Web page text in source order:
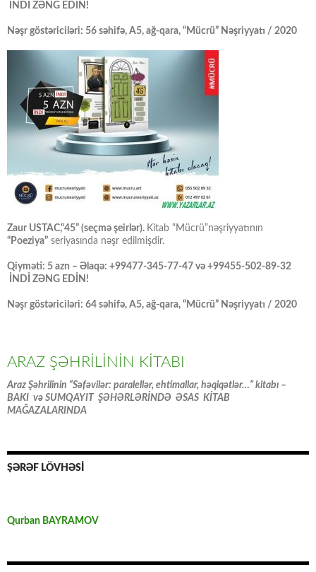
İNDİ ZƏNG EDİN!
Nəşr göstəriciləri: 56 səhifə, A5, ağ-qara, “Mücrü” Nəşriyyatı / 2020
Zaur USTAC,“45” (seçmə şeirlər). Kitab “Mücrü”nəşriyyatının
“Poeziya” seriyasında nəşr edilmişdir.
Qiyməti: 5 azn – Əlaqə: +99477-345-77-47 və +99455-502-89-32
İNDİ ZƏNG EDİN!
Nəşr göstəriciləri: 64 səhifə, A5, ağ-qara, “Mücrü” Nəşriyyatı / 2020
ARAZ ŞƏHRİLİNİN KİTABI
Araz Şəhrilinin “Səfəvilər: paralellər, ehtimallar, həqiqətlər…” kitabı –
BAKI və SUMQAYIT ŞƏHƏRLƏRİNDƏ ƏSAS KİTAB
MAĞAZALARINDA
ŞƏRƏF LÖVHƏSİ
Qurban BAYRAMOV